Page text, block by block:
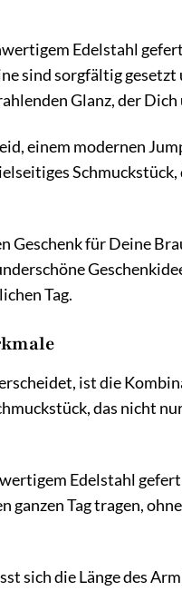
Edelstahl
sind sorgfältig gesetzt
Glanz, der
einem modernen
Geschenk für Deine
Tag.
ist die
das nicht
Edelstahl
ganzen Tag tragen,
sich die Länge des